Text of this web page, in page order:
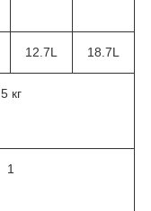
12.7L 18.7L
5 кг
1